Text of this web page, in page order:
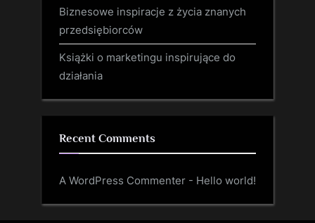
Biznesowe inspiracje z życia znanych
przedsiębiorców
Książki o marketingu inspirujące do
działania
Recent Comments
A WordPress Commenter - Hello world!